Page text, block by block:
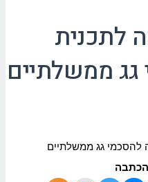
לתכנית
ממשלתיים